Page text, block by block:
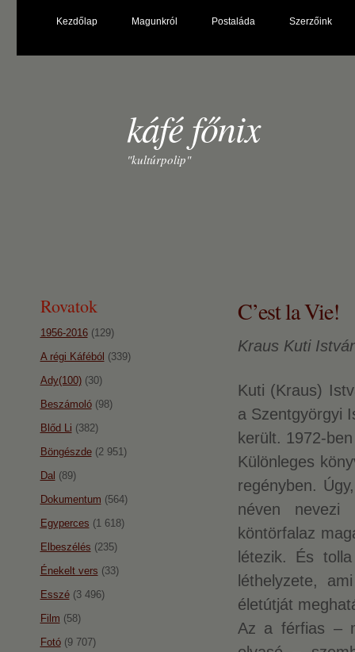
Kezdőlap Magunkról Postaláda Szerzőink
káfé főnix
"kultúrpolip"
C’est la Vie!
Kraus Kuti
Kuti (Kraus)
a Szentgyörgyi
került. 1972-
Különleges
regényben.
néven
köntörfalaz
létezik. És
léthelyzete,
életútját
Az a férfias –
Rovatok
1956-2016(129)
A régi Káféból (339)
Ady(100)(30)
Beszámoló(98)
Blőd Li (382)
Böngészde(2 951)
Dal (89)
Dokumentum (564)
Egyperces (1 618)
Elbeszélés (235)
Énekelt vers (33)
Esszé(3 496)
Film (58)
Fotó(9 707)